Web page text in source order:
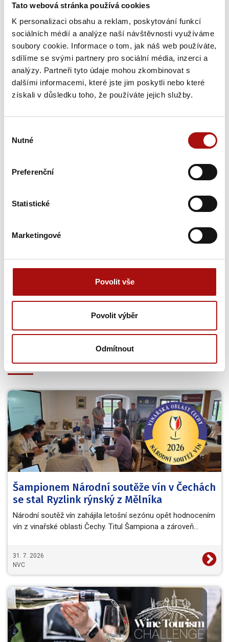
Tato webová stránka používá cookies
K personalizaci obsahu a reklam, poskytování funkcí
sociálních médií a analýze naší návštěvnosti využíváme
soubory cookie. Informace o tom, jak náš web používáte,
sdílíme se svými partnery pro sociální média, inzerci a
analýzy. Partneři tyto údaje mohou zkombinovat s
dalšími informacemi, které jste jim poskytli nebo které
získali v důsledku toho, že používáte jejich služby.
souhlasu
Nutné
Preferenční
Statistické
Marketingové
Povolit vše
Povolit výběr
Odmítnout
Pro případné další informace:
Ing. Petr Gondáš, manažer Salonu vín,
e-mail: petr.gondas@vinarskecentrum.cz
tel. 602 470 261
Soubory ke stažení
statut soutěže pro 2026
nominace do soutěže 2026
Nepromeškejte naše novinky a slevové akce!
E-mail
Šampionem Národní soutěže vín v Čechách
se stal Ryzlink rýnský z Mělníka
Národní soutěž vín zahájila letošní sezónu opět hodnocením
vín z vinařské oblasti Čechy. Titul Šampiona a zároveň…
31. 7. 2026
NVC